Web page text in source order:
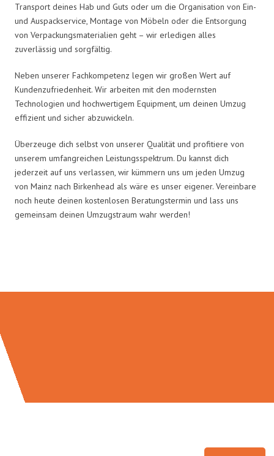
Transport deines Hab und Guts oder um die Organisation von Ein-
und Auspackservice, Montage von Möbeln oder die Entsorgung
von Verpackungsmaterialien geht – wir erledigen alles
zuverlässig und sorgfältig.
Neben unserer Fachkompetenz legen wir großen Wert auf
Kundenzufriedenheit. Wir arbeiten mit den modernsten
Technologien und hochwertigem Equipment, um deinen Umzug
effizient und sicher abzuwickeln.
Überzeuge dich selbst von unserer Qualität und profitiere von
unserem umfangreichen Leistungsspektrum. Du kannst dich
jederzeit auf uns verlassen, wir kümmern uns um jeden Umzug
von Mainz nach Birkenhead als wäre es unser eigener. Vereinbare
noch heute deinen kostenlosen Beratungstermin und lass uns
gemeinsam deinen Umzugstraum wahr werden!